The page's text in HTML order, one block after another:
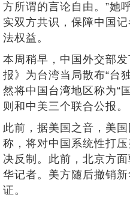
方所谓的言论自由。”她
实双方共识，保障中国
法权益。
本周稍早，中国外交部
报》为台湾当局散布“台
然将中国台湾地区称为“
则和中美三个联合公报。
此前，据美国之音，美
称，将对中国系统性打
决反制。此前，北京方
华记者。美方随后撤销
证。